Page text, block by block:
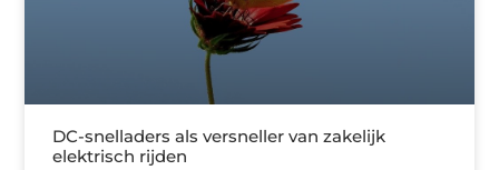
DC-snelladers als versneller van zakelijk
elektrisch rijden